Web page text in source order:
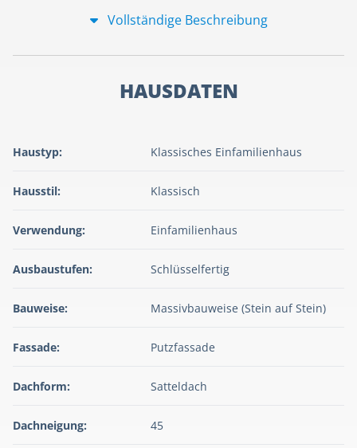
Vollständige Beschreibung
HAUSDATEN
Haustyp: Klassisches Einfamilienhaus
Hausstil: Klassisch
Verwendung: Einfamilienhaus
Ausbaustufen: Schlüsselfertig
Bauweise: Massivbauweise (Stein auf Stein)
Fassade: Putzfassade
Dachform: Satteldach
Dachneigung: 45